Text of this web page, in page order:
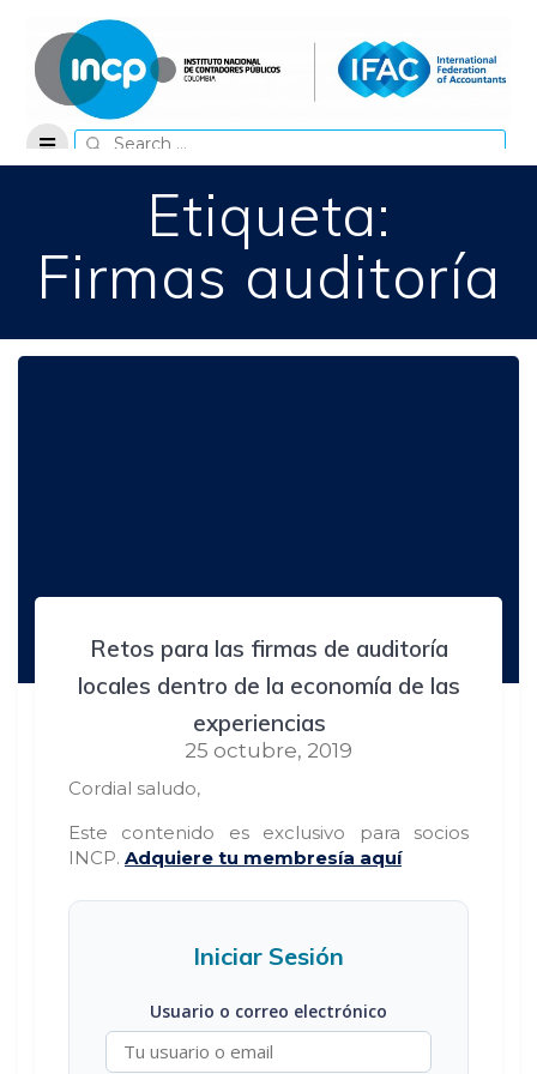
content
Search
for:
Etiqueta:
Firmas auditoría
Retos para las firmas de auditoría
locales dentro de la economía de las
experiencias
25 octubre, 2019
Cordial saludo,
Este contenido es exclusivo para socios
INCP. Adquiere tu membresía aquí
Iniciar Sesión
Usuario o correo electrónico